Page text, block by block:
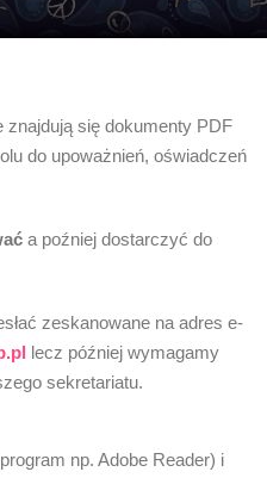
znajdują się dokumenty PDF
do upoważnień, oświadczeń
a poźniej dostarczyć do
zeskanowane na adres e-
lecz później wymagamy
sekretariatu.
np. Adobe Reader) i